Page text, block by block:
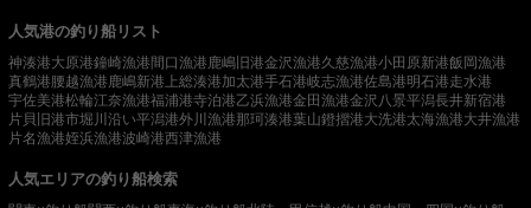
人気港の釣り船リスト
神湊港大原港鐘崎漁港間口漁港 鹿嶋旧港金沢漁港久慈漁港小田原新港飯岡漁港
真鶴港腰越漁港 鹿嶋新港 上総湊港加太港手石港岐志漁港佐島港明石港走水港
宇佐美港松輪江奈漁港福浦港寺泊港乙浜漁港金田漁港金沢八景平潟長井新宿港
片貝旧港市堀川沿い平潟港外川漁港那珂湊港葉山鐙摺港大洗港太海漁港大井漁港
片名漁港姪浜漁港波崎港西津漁港
人気エリアの釣り船検索